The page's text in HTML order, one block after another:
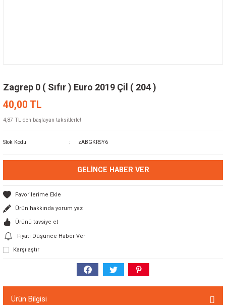
Zagrep 0 ( Sıfır ) Euro 2019 Çil ( 204 )
40,00 TL
4,87 TL den başlayan taksitlerle!
Stok Kodu zABGKRSY6
GELINCE HABER VER
Ürün hakkında yorum yaz
Ürünü tavsiye et
Fiyatı Düşünce Haber Ver
Karşılaştır
Ürün Bilgisi